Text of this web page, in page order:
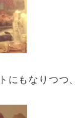
にもなりつつ、